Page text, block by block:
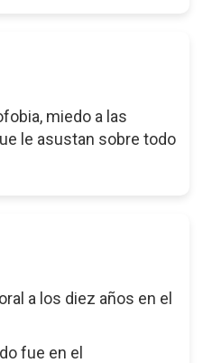
miedo a las
le asustan sobre todo
a los diez años en el
fue en el